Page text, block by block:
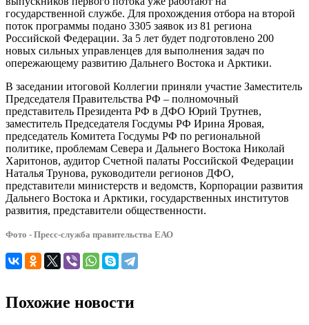
государственной службе. Для прохождения отбора на второй
поток программы подано 3305 заявок из 81 региона
Российской Федерации. За 5 лет будет подготовлено 200
новых сильных управленцев для выполнения задач по
опережающему развитию Дальнего Востока и Арктики.
В заседании итоговой Коллегии приняли участие Заместитель
Председателя Правительства РФ – полномочный
представитель Президента РФ в ДФО Юрий Трутнев,
заместитель Председателя Госдумы РФ Ирина Яровая,
председатель Комитета Госдумы РФ по региональной
политике, проблемам Севера и Дальнего Востока Николай
Харитонов, аудитор Счетной палаты Российской Федерации
Наталья Трунова, руководители регионов ДФО,
представители министерств и ведомств, Корпорации развития
Дальнего Востока и Арктики, государственных институтов
развития, представители общественности.
Фото - Пресс-служба правительства ЕАО
Похожие новости